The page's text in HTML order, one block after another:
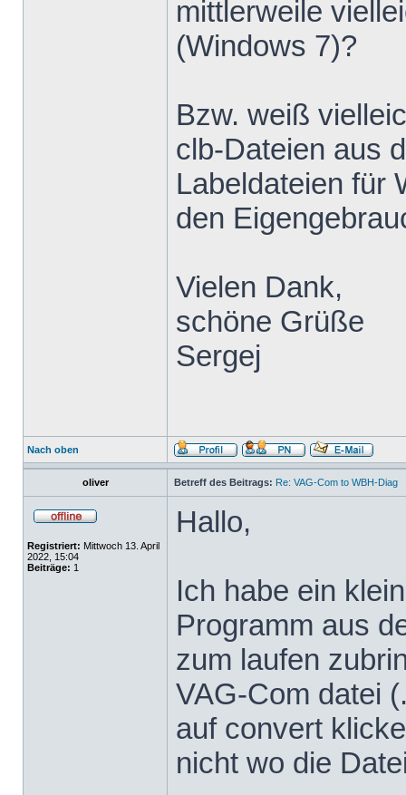
mittlerweile
(Windows 7)?
Bzw. weiß
clb-Dateien aus
Labeldateien für
den
Vielen Dank,
schöne Grüße
Sergej
Nach oben
oliver Betreff des Beitrags: Re: VAG-Com to WBH-Diag
Registriert: Mittwoch 13. April
2022, 15:04
Beiträge: 1
Hallo,
Ich habe ein
Programm aus
zum laufen
VAG-Com datei
auf convert
nicht wo die